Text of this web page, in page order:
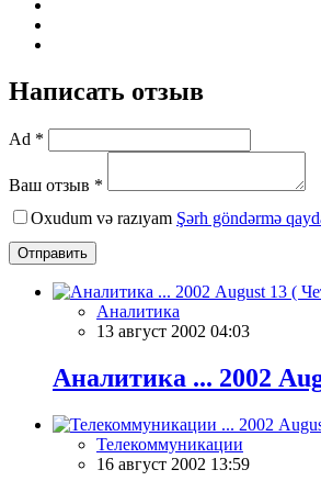
Написать отзыв
Ad *
Ваш отзыв *
Oxudum və razıyam Şərh göndərmə
Отправить
Аналитика
13 август 2002 04:03
Аналитика ... 2002
Телекоммуникации
16 август 2002 13:59